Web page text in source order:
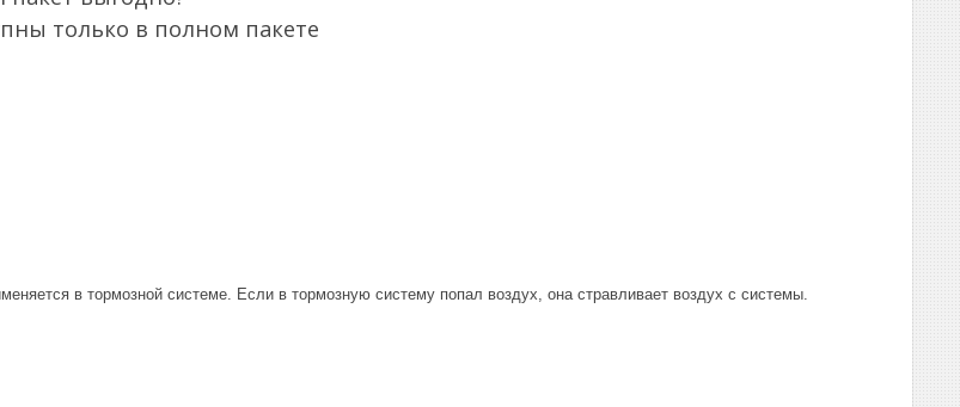
только в полном пакете
в тормозной системе. Если в тормозную систему попал воздух, она стравливает воздух с системы.